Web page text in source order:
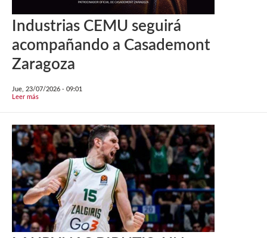
Industrias CEMU seguirá
acompañando a Casademont
Zaragoza
Jue, 23/07/2026 - 09:01
Leer más